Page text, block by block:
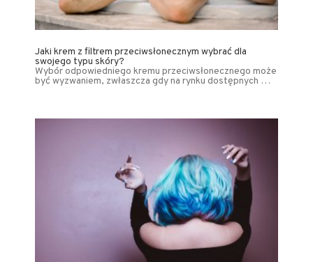
Jaki krem z filtrem przeciwsłonecznym wybrać dla
swojego typu skóry?
Wybór odpowiedniego kremu przeciwsłonecznego może
być wyzwaniem, zwłaszcza gdy na rynku dostępnych …